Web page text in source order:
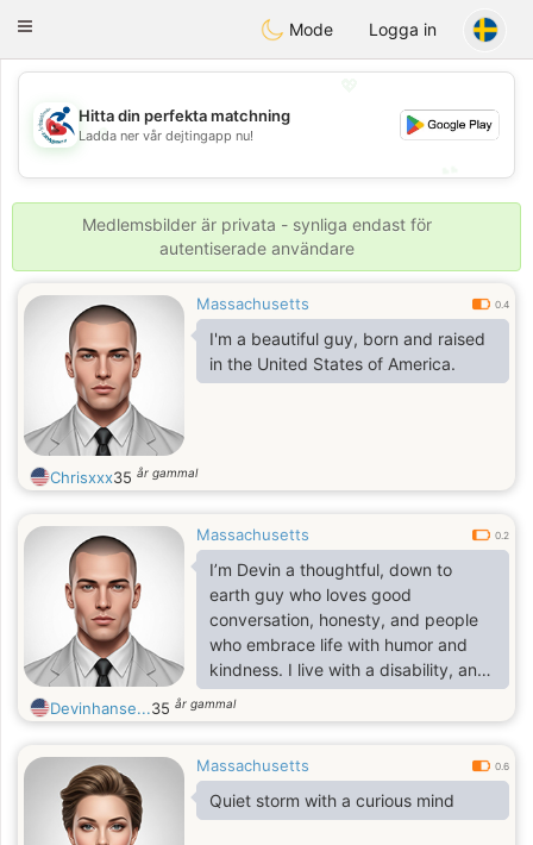
Handi Space
Toggle
Mode Logga in
💖
💕
Hitta din perfekta matchning
Ladda ner vår dejtingapp nu!
Medlemsbilder är privata - synliga endast för
autentiserade användare
Massachusetts 0.4
I'm a beautiful guy, born and raised
in the United States of America.
Chrisxxx35 år gammal
Massachusetts 0.2
I’m Devin a thoughtful, down to
earth guy who loves good
conversation, honesty, and people
who embrace life with humor and
kindness. I live with a disability, and
I’m here to meet someone who
values connection, respect, and real
movies, reading, music, gaming,
travel, coffee shops, outdoor time],
and I’m open to building something
Devinhanse...35 år gammal
Massachusetts 0.6
Quiet storm with a curious mind